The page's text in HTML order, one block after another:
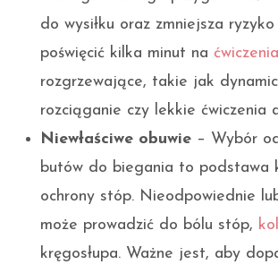
do wysiłku oraz zmniejsza
poświęcić kilka minut na ćwiczenia
rozgrzewające, takie jak
rozciąganie czy lekkie ćwiczenia
Niewłaściwe obuwie – Wybór
butów do biegania to podstawa
ochrony stóp. Nieodpowiednie
może prowadzić do bólu stóp,
kręgosłupa. Ważne jest, aby